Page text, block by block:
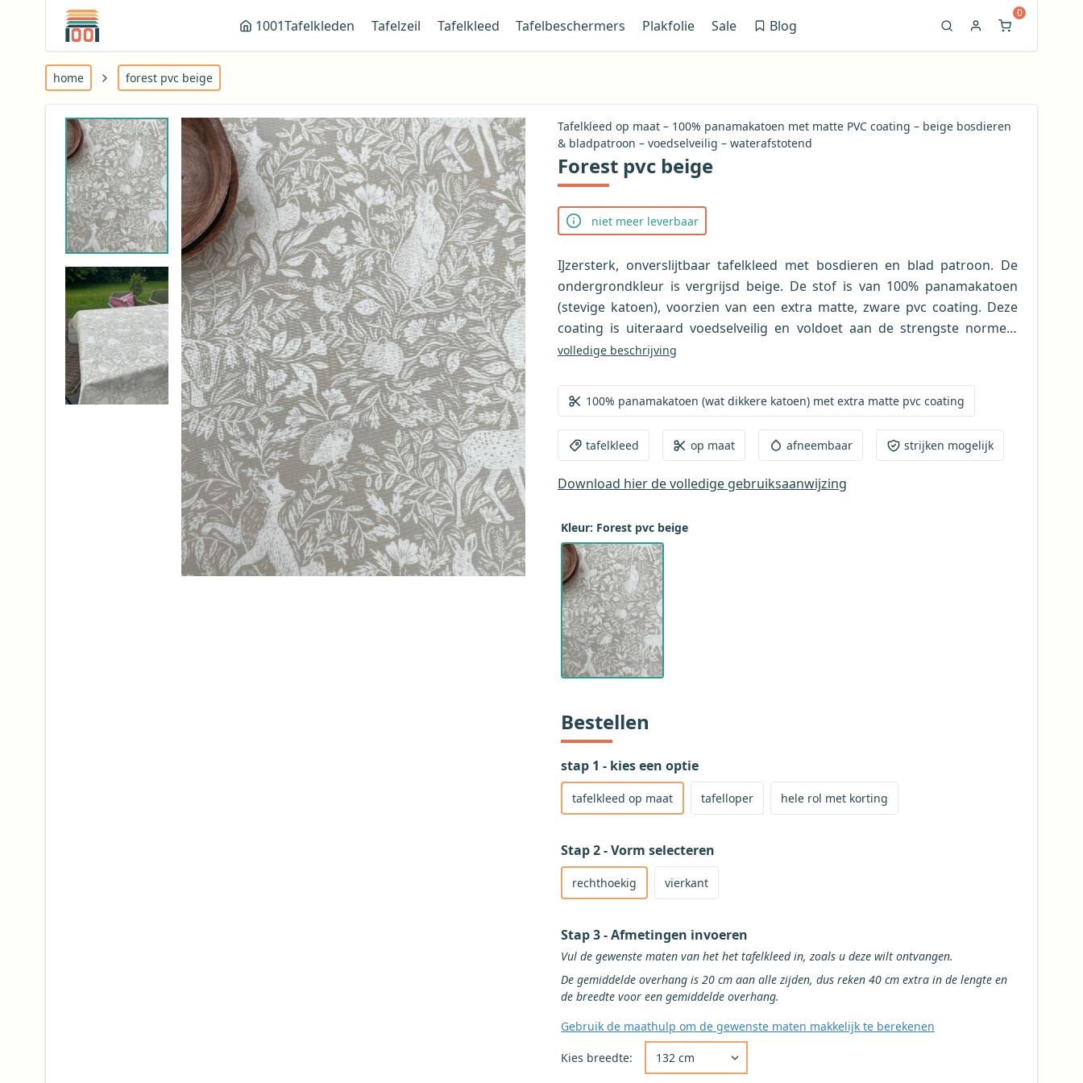
1001Tafelkleden Tafelzeil Tafelkleed Tafelbeschermers Plakfolie Sale Blog
(opent in nieuw venster)
0
home forest pvc beige
Tafelkleed op maat – 100% panamakatoen met matte PVC coating – beige bosdieren
& bladpatroon – voedselveilig – waterafstotend
Forest pvc beige
niet meer leverbaar
IJzersterk, onverslijtbaar tafelkleed met bosdieren en blad patroon. De
ondergrondkleur is vergrijsd beige. De stof is van 100% panamakatoen
(stevige katoen), voorzien van een extra matte, zware pvc coating. Deze
coating is uiteraard voedselveilig en voldoet aan de strengste normen,
dankzij productie volgens Europese standaarden. Dit tafelzeil behoort tot
hoort het eigenlijk ook bij de categorie gewoon tafelzeil. Het verschil in
prijs met een gewoon tafelzeil wordt bepaald door het gebruikte materiaal.
Een gewoon plastic tafelzeil heeft als basis pvc (plastic = goedkoop), maar
dit tafelkleed heeft als basis een katoenen stof die voorzien is van een
plastic coating. Een hele mooie supermatte coating in dit geval.
volledige beschrijving
100% panamakatoen (wat dikkere katoen) met extra matte pvc coating
tafelkleed op maat afneembaar strijken mogelijk
Download hier de volledige gebruiksaanwijzing
Kleur: Forest pvc beige
Bestellen
stap 1 - kies een optie
tafelkleed op maat
Selecteer om een product op maat te bestellen
tafelloper
Selecteer om een tafelloper te bestellen
hele rol met korting
Selecteer om een hele rol met korting te bestellen
Stap 2 - Vorm selecteren
rechthoekig
Selecteer rechthoekige vorm voor het tafelkleed
vierkant
Selecteer vierkante vorm voor het tafelkleed
Stap 3 - Afmetingen invoeren
Vul de gewenste maten van het het tafelkleed in, zoals u deze wilt ontvangen.
De gemiddelde overhang is 20 cm aan alle zijden, dus reken 40 cm extra in de lengte en
de breedte voor een gemiddelde overhang.
Gebruik de maathulp om de gewenste maten makkelijk te berekenen
Kies breedte: